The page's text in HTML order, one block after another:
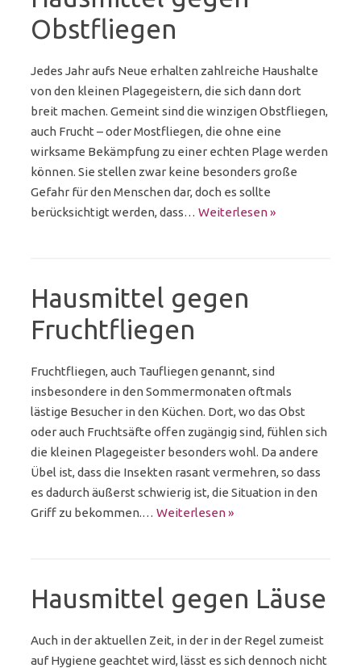
Obstfliegen
Jedes Jahr aufs Neue erhalten zahlreiche Haushalte
von den kleinen Plagegeistern, die sich dann dort
breit machen. Gemeint sind die winzigen Obstfliegen,
auch Frucht – oder Mostfliegen, die ohne eine
wirksame Bekämpfung zu einer echten Plage werden
können. Sie stellen zwar keine besonders große
Gefahr für den Menschen dar, doch es sollte
berücksichtigt werden, dass… Weiterlesen »
Hausmittel gegen
Fruchtfliegen
Fruchtfliegen, auch Taufliegen genannt, sind
insbesondere in den Sommermonaten oftmals
lästige Besucher in den Küchen. Dort, wo das Obst
oder auch Fruchtsäfte offen zugängig sind, fühlen sich
die kleinen Plagegeister besonders wohl. Da andere
Übel ist, dass die Insekten rasant vermehren, so dass
es dadurch äußerst schwierig ist, die Situation in den
Griff zu bekommen.… Weiterlesen »
Hausmittel gegen Läuse
Auch in der aktuellen Zeit, in der in der Regel zumeist
auf Hygiene geachtet wird, lässt es sich dennoch nicht